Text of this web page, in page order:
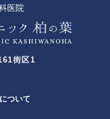
医院
街区1
ついて